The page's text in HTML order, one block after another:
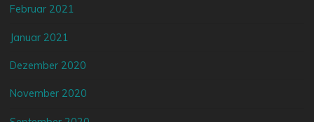
Februar 2021
Januar 2021
Dezember 2020
November 2020